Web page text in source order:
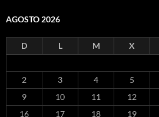
AGOSTO 2026
D L M X
2
3 4 5
9
10 11 12
16
17 18 19